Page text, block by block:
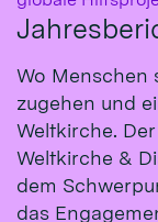
Wo Menschen
zugehen und
Weltkirche.
Weltkirche &
dem
das